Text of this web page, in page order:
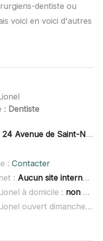
dentiste ou
voici en voici d'autres
: Dentiste
24 Avenue de Saint-Nazaire, 66140 Canet-en-Roussillon
: Contacter
: Aucun site internet connu
à domicile : non renseigné
Michaut Lionel ouvert dimanche :